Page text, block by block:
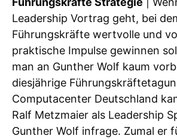
Leadership Vortrag geht, bei
Führungskräfte wertvolle und
praktische Impulse gewinnen
man an Gunther Wolf kaum
diesjährige
Computacenter Deutschland
Ralf Metzmaier als Leadership
Gunther Wolf infrage. Zumal er